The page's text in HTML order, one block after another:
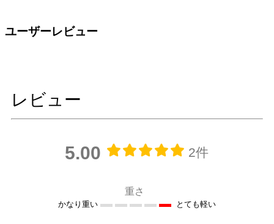
ユーザーレビュー
レビュー
5.00 2件
重さ
かなり重い とても軽い